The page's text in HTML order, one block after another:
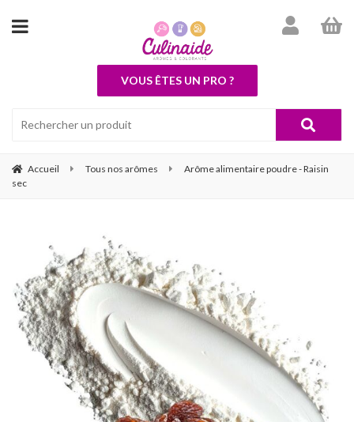
VOUS ÊTES UN PRO ?
Accueil Tous nos arômes
Arôme alimentaire poudre - Raisin
sec